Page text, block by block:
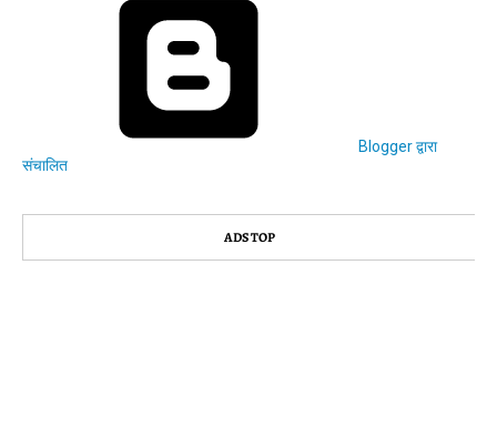
Blogger द्वारा
संचालित
ADS TOP